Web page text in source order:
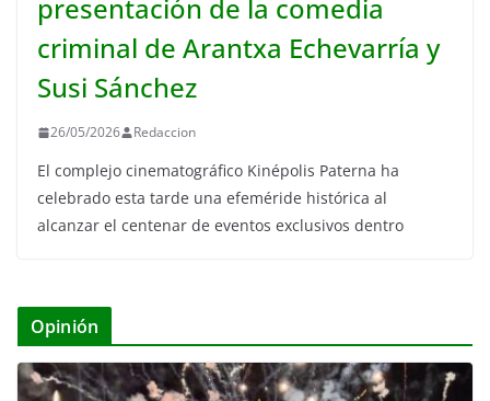
presentación de la comedia
criminal de Arantxa Echevarría y
Susi Sánchez
26/05/2026 Redaccion
El complejo cinematográfico Kinépolis Paterna ha
celebrado esta tarde una efeméride histórica al
alcanzar el centenar de eventos exclusivos dentro
Opinión